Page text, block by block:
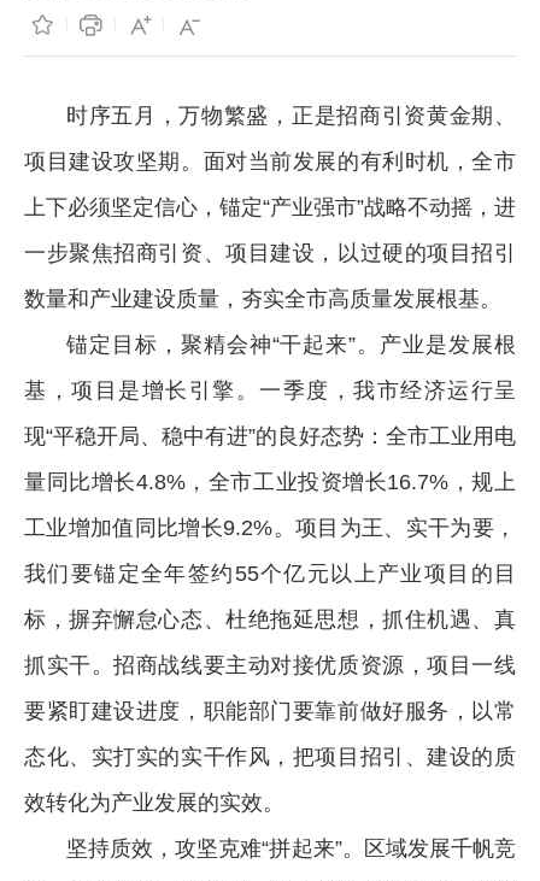
时序五月，万物繁盛，正是招商引资黄金期、
项目建设攻坚期。面对当前发展的有利时机，全市
上下必须坚定信心，锚定“产业强市”战略不动摇，进
一步聚焦招商引资、项目建设，以过硬的项目招引
数量和产业建设质量，夯实全市高质量发展根基。
锚定目标，聚精会神“干起来”。产业是发展根
基，项目是增长引擎。一季度，我市经济运行呈
现“平稳开局、稳中有进”的良好态势：全市工业用电
量同比增长4.8%，全市工业投资增长16.7%，规上
工业增加值同比增长9.2%。项目为王、实干为要，
我们要锚定全年签约55个亿元以上产业项目的目
标，摒弃懈怠心态、杜绝拖延思想，抓住机遇、真
抓实干。招商战线要主动对接优质资源，项目一线
要紧盯建设进度，职能部门要靠前做好服务，以常
态化、实打实的实干作风，把项目招引、建设的质
效转化为产业发展的实效。
坚持质效，攻坚克难“拼起来”。区域发展千帆竞